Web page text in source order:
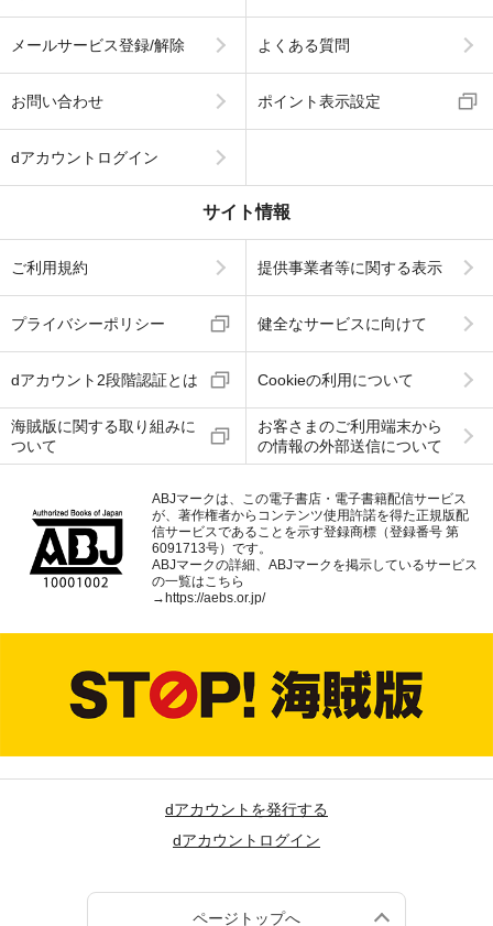
メールサービス登録/解除 よくある質問
お問い合わせ ポイント表示設定
dアカウントログイン
サイト情報
ご利用規約 提供事業者等に関する表示
プライバシーポリシー 健全なサービスに向けて
dアカウント2段階認証とは Cookieの利用について
海賊版に関する取り組みに
ついて
お客さまのご利用端末から
の情報の外部送信について
ABJマークは、この電子書店・電子書籍配信サービス
が、著作権者からコンテンツ使用許諾を得た正規版配
信サービスであることを示す登録商標（登録番号 第
6091713号）です。
ABJマークの詳細、ABJマークを掲示しているサービス
の一覧はこちら
→https://aebs.or.jp/
dアカウントを発行する
dアカウントログイン
ページトップへ